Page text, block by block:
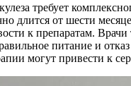
требует
длится от шести
к препаратам.
питание и
могут привести к